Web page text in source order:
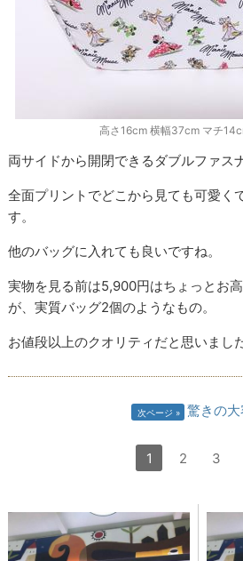
高さ16cm 横幅37cm マチ
両サイドから開閉できるダブルファス
全面プリントでどこから見ても可愛く
す。
他のバッグに入れても良いですね。
実物を見る前は5,900円はちょっとお
が、実質バッグ2個のようなもの。
お値段以上のクオリティだと思いまし
次ページ 驚きの
1 2 3